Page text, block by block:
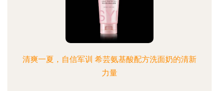
清爽一夏，自信军训 希芸氨基酸配方洗面奶的清新
力量